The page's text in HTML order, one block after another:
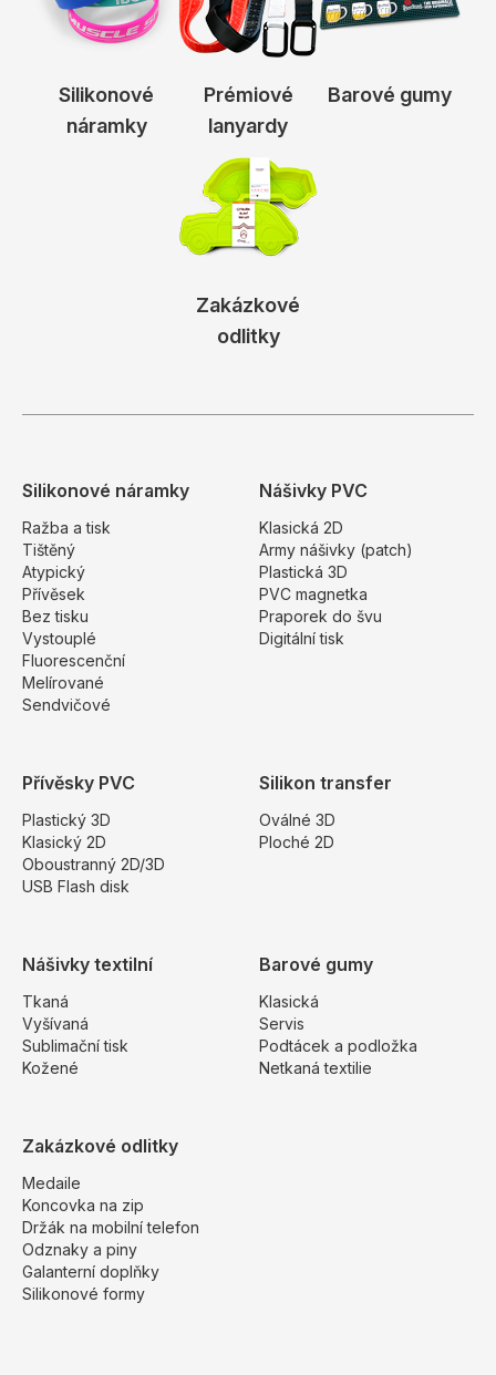
Silikonové
náramky
Prémiové
lanyardy
Barové gumy
Zakázkové
odlitky
Silikonové náramky
Ražba a tisk
Tištěný
Atypický
Přívěsek
Bez tisku
Vystouplé
Fluorescenční
Melírované
Sendvičové
Nášivky PVC
Klasická 2D
Army nášivky (patch)
Plastická 3D
PVC magnetka
Praporek do švu
Digitální tisk
Přívěsky PVC
Plastický 3D
Klasický 2D
Oboustranný 2D/3D
USB Flash disk
Silikon transfer
Oválné 3D
Ploché 2D
Nášivky textilní
Tkaná
Vyšívaná
Sublimační tisk
Kožené
Barové gumy
Klasická
Servis
Podtácek a podložka
Netkaná textilie
Zakázkové odlitky
Medaile
Koncovka na zip
Držák na mobilní telefon
Odznaky a piny
Galanterní doplňky
Silikonové formy